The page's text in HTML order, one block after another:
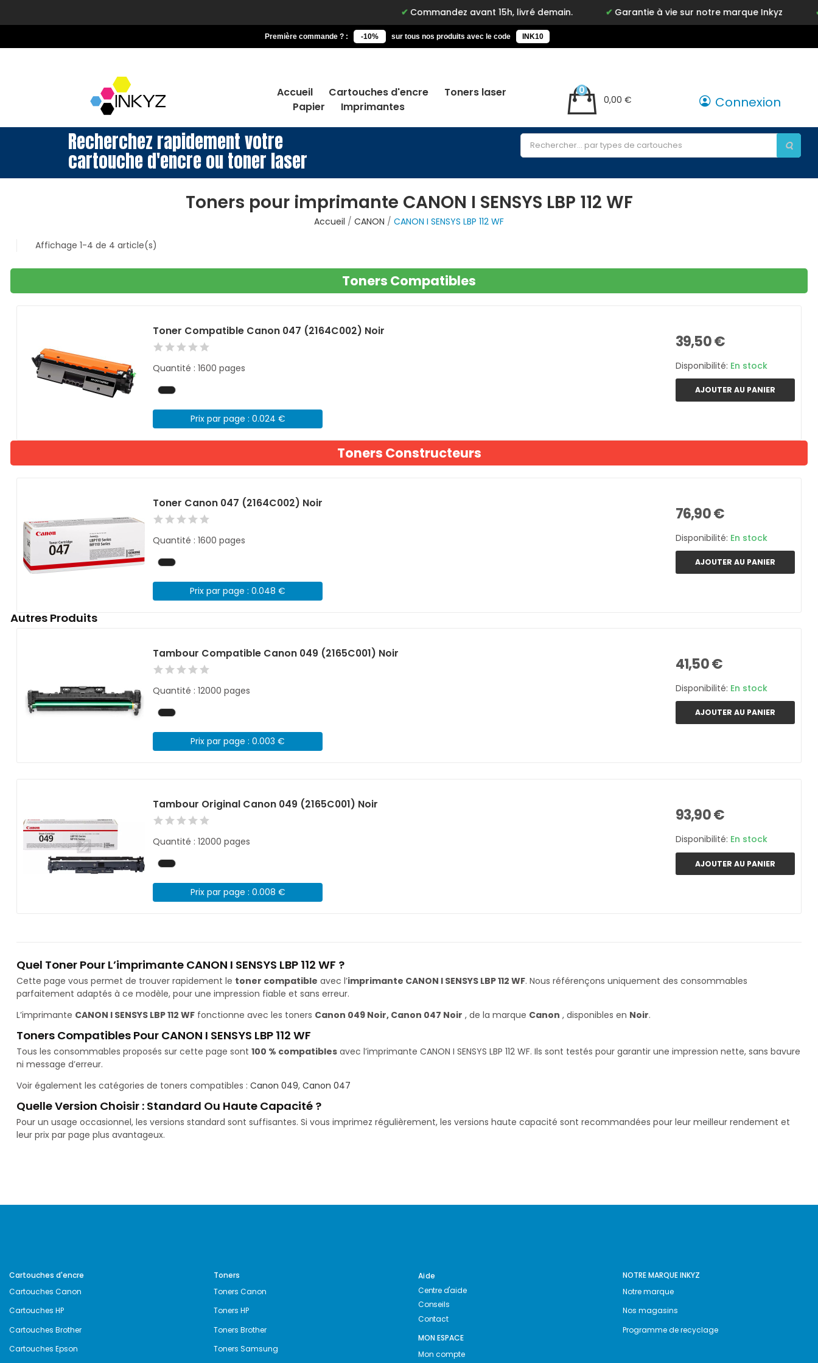
Commandez avant 15h, livré demain. Garantie à vie sur notre marque Inkyz
Première commande ? : -10% sur tous nos produits avec le code INK10
Accueil Cartouches d'encre
Toners laser
Papier
Imprimantes
0,00 €
0
Connexion
Recherchez rapidement votre
cartouche d'encre ou toner laser
Toners pour imprimante CANON I SENSYS LBP 112 WF
Accueil CANON
CANON I SENSYS LBP 112 WF
Affichage 1-4 de 4 article(s)
Toners Compatibles
Toner Compatible Canon 047 (2164C002) Noir
Quantité : 1600 pages
Prix par page : 0.024 €
39,50 €
Disponibilité: En stock
AJOUTER AU PANIER
Toners Constructeurs
Toner Canon 047 (2164C002) Noir
Quantité : 1600 pages
Prix par page : 0.048 €
76,90 €
Disponibilité: En stock
AJOUTER AU PANIER
Autres Produits
Tambour Compatible Canon 049 (2165C001) Noir
Quantité : 12000 pages
Prix par page : 0.003 €
41,50 €
Disponibilité: En stock
AJOUTER AU PANIER
Tambour Original Canon 049 (2165C001) Noir
Quantité : 12000 pages
Prix par page : 0.008 €
93,90 €
Disponibilité: En stock
AJOUTER AU PANIER
Quel Toner Pour L’imprimante CANON I SENSYS LBP 112 WF ?
Cette page vous permet de trouver rapidement le toner compatible avec l’imprimante CANON I SENSYS LBP 112 WF. Nous référençons uniquement des consommables
parfaitement adaptés à ce modèle, pour une impression fiable et sans erreur.
L’imprimante CANON I SENSYS LBP 112 WF fonctionne avec les toners Canon 049 Noir, Canon 047 Noir , de la marque Canon , disponibles en Noir.
Toners Compatibles Pour CANON I SENSYS LBP 112 WF
Tous les consommables proposés sur cette page sont 100 % compatibles avec l’imprimante CANON I SENSYS LBP 112 WF. Ils sont testés pour garantir une impression nette, sans bavure
ni message d’erreur.
Voir également les catégories de toners compatibles : Canon 049, Canon 047
Quelle Version Choisir : Standard Ou Haute Capacité ?
Pour un usage occasionnel, les versions standard sont suffisantes. Si vous imprimez régulièrement, les versions haute capacité sont recommandées pour leur meilleur rendement et
leur prix par page plus avantageux.
Cartouches d'encre
Cartouches Canon
Cartouches HP
Cartouches Brother
Cartouches Epson
Toners
Toners Canon
Toners HP
Toners Brother
Toners Samsung
Aide
Centre d'aide
Conseils
Contact
MON ESPACE
Mon compte
NOTRE MARQUE INKYZ
Notre marque
Nos magasins
Programme de recyclage